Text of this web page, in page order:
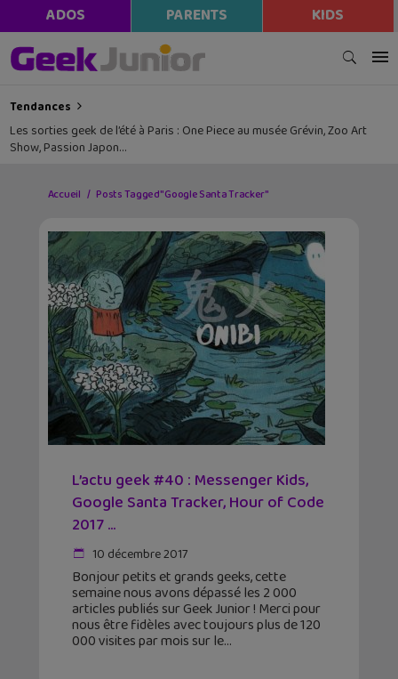
ADOS PARENTS KIDS
Tendances
Les sorties geek de l’été à Paris : One Piece au musée Grévin, Zoo Art
Show, Passion Japon…
Accueil Posts Tagged "Google Santa Tracker"
L’actu geek #40 : Messenger Kids,
Google Santa Tracker, Hour of Code
2017 …
10 décembre 2017
Bonjour petits et grands geeks, cette
semaine nous avons dépassé les 2 000
articles publiés sur Geek Junior ! Merci pour
nous être fidèles avec toujours plus de 120
000 visites par mois sur le